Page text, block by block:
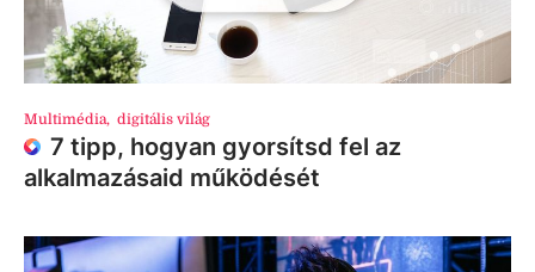
Multimédia, digitális világ
7 tipp, hogyan gyorsítsd fel az
alkalmazásaid működését